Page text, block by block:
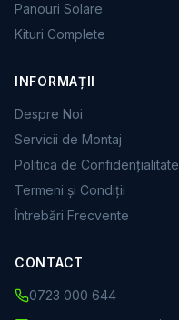
Panouri Solare
Kituri Complete
INFORMAȚII
Despre Noi
Servicii de Montaj
Politica de Confidențialitate
Termeni și Condiții
Întrebări Frecvente
CONTACT
0723 000 644